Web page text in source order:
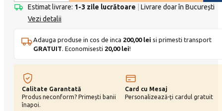
S
quantity
Estimat livrare: 1-3 zile lucrătoare
Livrare doar în București
Vezi detalii
Adauga produse in cos de inca 200,00 lei si primesti transport
GRATUIT . Economisesti 20,00 lei!
Calitate Garantată
Produs neconform? Primești banii
înapoi.
Card cu Mesaj
Personalizează-ți cardul gratuit